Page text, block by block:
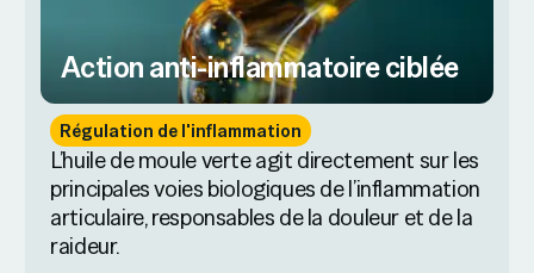
Action anti-inflammatoire ciblée
Régulation de l'inflammation
L’huile de moule verte agit directement sur les
principales voies biologiques de l’inflammation
articulaire, responsables de la douleur et de la
raideur.